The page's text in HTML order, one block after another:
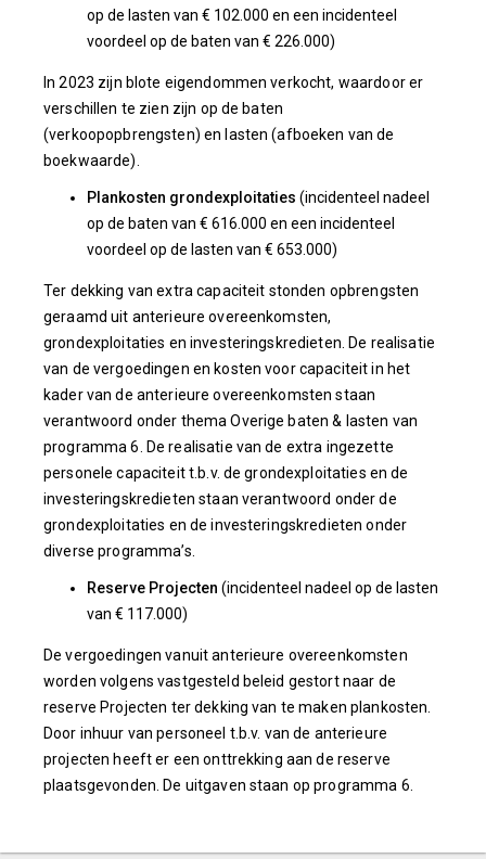
op de lasten van € 102.000 en een incidenteel
voordeel op de baten van € 226.000)
In 2023 zijn blote eigendommen verkocht, waardoor er
verschillen te zien zijn op de baten
(verkoopopbrengsten) en lasten (afboeken van de
boekwaarde).
Plankosten grondexploitaties (incidenteel nadeel
op de baten van € 616.000 en een incidenteel
voordeel op de lasten van € 653.000)
Ter dekking van extra capaciteit stonden opbrengsten
geraamd uit anterieure overeenkomsten,
grondexploitaties en investeringskredieten. De realisatie
van de vergoedingen en kosten voor capaciteit in het
kader van de anterieure overeenkomsten staan
verantwoord onder thema Overige baten & lasten van
programma 6. De realisatie van de extra ingezette
personele capaciteit t.b.v. de grondexploitaties en de
investeringskredieten staan verantwoord onder de
grondexploitaties en de investeringskredieten onder
diverse programma’s.
Reserve Projecten (incidenteel nadeel op de lasten
van € 117.000)
De vergoedingen vanuit anterieure overeenkomsten
worden volgens vastgesteld beleid gestort naar de
reserve Projecten ter dekking van te maken plankosten.
Door inhuur van personeel t.b.v. van de anterieure
projecten heeft er een onttrekking aan de reserve
plaatsgevonden. De uitgaven staan op programma 6.